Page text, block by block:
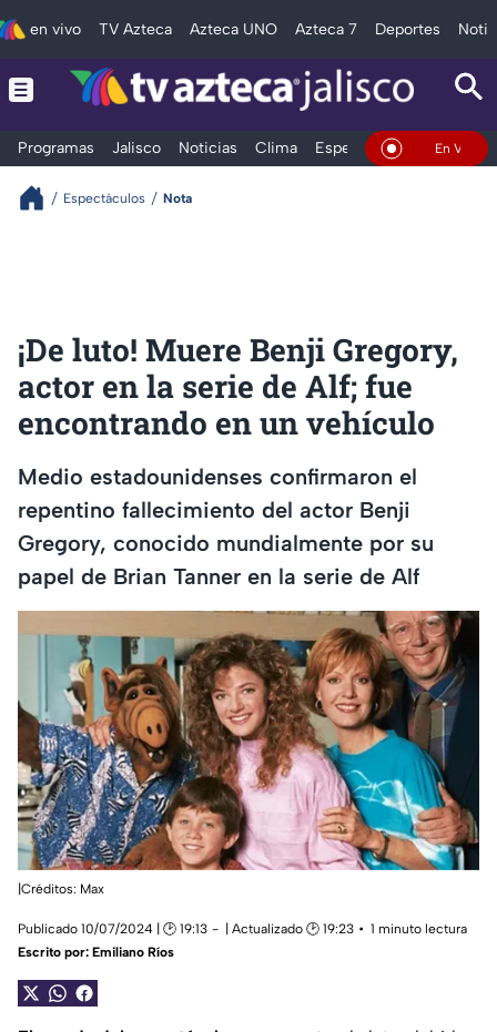
en vivo TV Azteca Azteca UNO Azteca 7 Deportes
Programas Jalisco Noticias Clima Espectáculos Deportes
En Vivo
Espectáculos Nota
¡De luto! Muere Benji Gregory,
actor en la serie de Alf; fue
encontrando en un vehículo
Medio estadounidenses confirmaron el
repentino fallecimiento del actor Benji
Gregory, conocido mundialmente por su
papel de Brian Tanner en la serie de Alf
|Créditos: Max
Publicado 10/07/2024 | 🕑 19:13 | Actualizado 🕑 19:23
1 minuto lectura
Escrito por: Emiliano Ríos